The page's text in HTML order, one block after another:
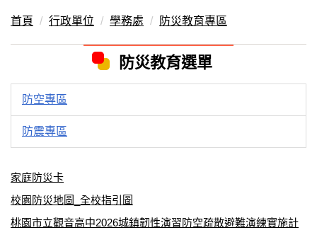
首頁 行政單位 學務處 防災教育專區
防災教育選單
防空專區
防震專區
家庭防災卡
校園防災地圖_全校指引圖
桃園市立觀音高中2026城鎮韌性演習防空疏散避難演練實施計